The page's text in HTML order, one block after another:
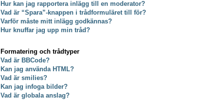
Hur kan jag rapportera inlägg till en moderator?
Vad är “Spara”-knappen i trådformuläret till för?
Varför måste mitt inlägg godkännas?
Hur knuffar jag upp min tråd?
Formatering och trådtyper
Vad är BBCode?
Kan jag använda HTML?
Vad är smilies?
Kan jag infoga bilder?
Vad är globala anslag?